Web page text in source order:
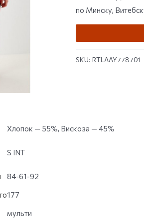
по Минску,
SKU: RTLAAY778701
Хлопок — 55%, Вискоза — 45%
S INT
84-61-92
177
мульти